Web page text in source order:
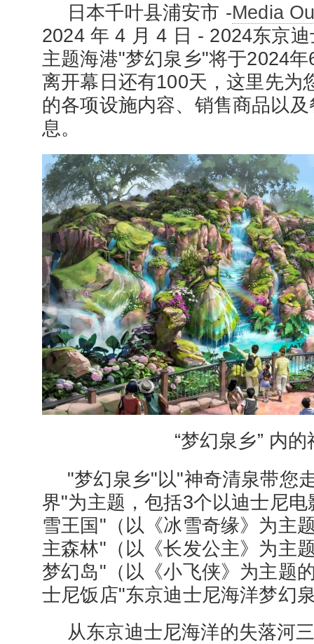
日本千叶县浦安市 -Media
2024 年 4 月 4 日 - 2024东京
主题海港"梦幻泉乡"将于2024
离开幕日还有100天，这里先为
的各项设施内容、销售商品以
息。
“梦幻泉乡” 内
"梦幻泉乡"以"神奇清泉带您
界"为主题，包括3个以迪士尼
雪王国"（以《冰雪奇缘》为主
主森林"（以《长发公主》为主
梦幻岛"（以《小飞侠》为主题
士尼饭店"东京迪士尼海洋梦幻
从东京迪士尼海洋的失落河